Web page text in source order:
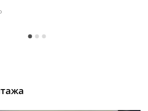
на стену
к готовым точкам электросети